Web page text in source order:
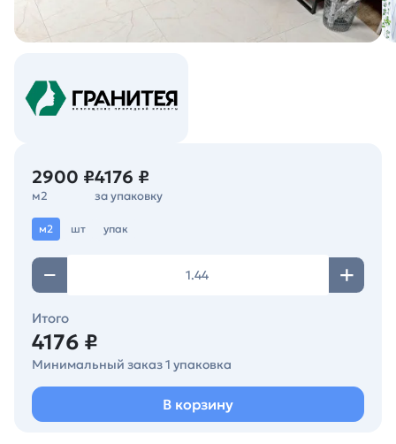
2900 ₽
м2
4176 ₽
за упаковку
м2 шт упак
Итого
4176 ₽
Минимальный заказ 1 упаковка
В корзину